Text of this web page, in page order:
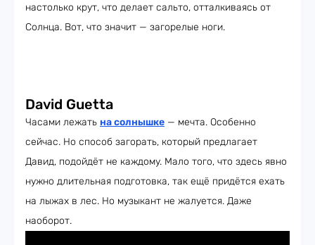
настолько крут, что делает сальто, отталкиваясь от
Солнца. Вот, что значит — загорелые ноги.
David Guetta
Часами лежать на солнышке — мечта. Особенно
сейчас. Но способ загорать, который предлагает
Давид, подойдёт не каждому. Мало того, что здесь явно
нужно длительная подготовка, так ещё придётся ехать
на лыжах в лес. Но музыкант не жалуется. Даже
наоборот.